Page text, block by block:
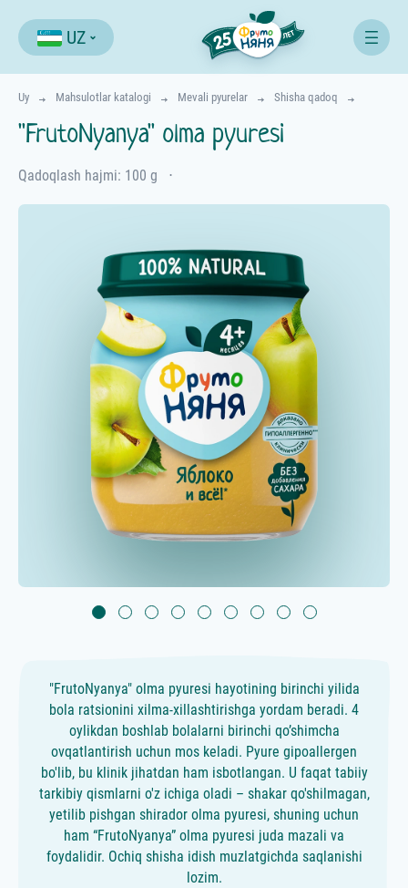
UZ
Uy Mahsulotlar katalogi Mevali pyurelar Shisha qadoq
"FrutoNyanya" olma pyuresi
Qadoqlash hajmi: 100 g ⋅
"FrutoNyanya" olma pyuresi hayotining birinchi yilida
bola ratsionini xilma-xillashtirishga yordam beradi. 4
oylikdan boshlab bolalarni birinchi qo’shimcha
ovqatlantirish uchun mos keladi. Pyure gipoallergen
bo'lib, bu klinik jihatdan ham isbotlangan. U faqat tabiiy
tarkibiy qismlarni o'z ichiga oladi – shakar qo'shilmagan,
yetilib pishgan shirador olma pyuresi, shuning uchun
ham “FrutoNyanya” olma pyuresi juda mazali va
foydalidir. Ochiq shisha idish muzlatgichda saqlanishi
lozim.